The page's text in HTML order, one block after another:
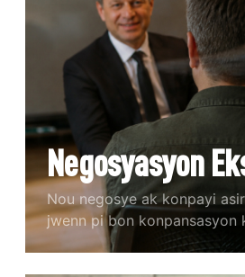
Negosyasyon
Nou negosye ak konpayi
jwenn pi bon konpansasyon